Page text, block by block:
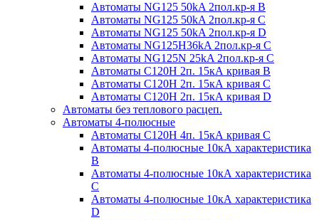
Автоматы NG125 50kA 2пол.кр-я B
Автоматы NG125 50kA 2пол.кр-я C
Автоматы NG125 50kA 2пол.кр-я D
Автоматы NG125H36kA 2пол.кр-я C
Автоматы NG125N 25kA 2пол.кр-я C
Автоматы С120H 2п. 15кА кривая B
Автоматы С120H 2п. 15кА кривая C
Автоматы С120H 2п. 15кА кривая D
Автоматы без теплового расцеп.
Автоматы 4-полюсные
Автоматы С120H 4п. 15кА кривая C
Автоматы 4-полюсные 10кА характеристика
B
Автоматы 4-полюсные 10кА характеристика
C
Автоматы 4-полюсные 10кА характеристика
D